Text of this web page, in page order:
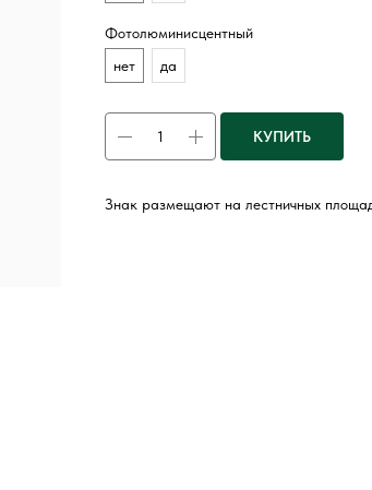
Фотолюминисцентный
нет
да
КУПИТЬ
Знак размещают на лестничных